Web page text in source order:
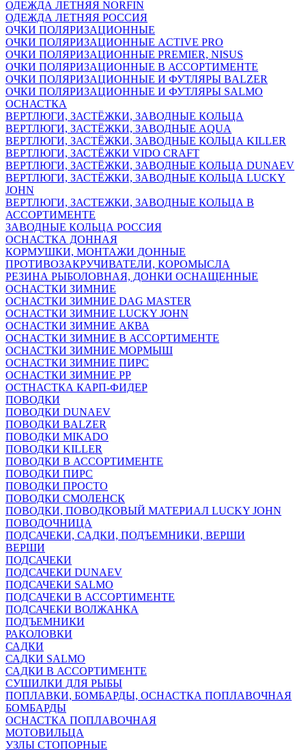
ОДЕЖДА ЛЕТНЯЯ NORFIN
ОДЕЖДА ЛЕТНЯЯ РОССИЯ
ОЧКИ ПОЛЯРИЗАЦИОННЫЕ
ОЧКИ ПОЛЯРИЗАЦИОННЫЕ ACTIVE PRO
ОЧКИ ПОЛЯРИЗАЦИОННЫЕ PREMIER, NISUS
ОЧКИ ПОЛЯРИЗАЦИОННЫЕ В АССОРТИМЕНТЕ
ОЧКИ ПОЛЯРИЗАЦИОННЫЕ И ФУТЛЯРЫ BALZER
ОЧКИ ПОЛЯРИЗАЦИОННЫЕ И ФУТЛЯРЫ SALMO
ОСНАСТКА
ВЕРТЛЮГИ, ЗАСТЁЖКИ, ЗАВОДНЫЕ КОЛЬЦА
ВЕРТЛЮГИ, ЗАСТЁЖКИ, ЗАВОДНЫЕ AQUA
ВЕРТЛЮГИ, ЗАСТЁЖКИ, ЗАВОДНЫЕ КОЛЬЦА KILLER
ВЕРТЛЮГИ, ЗАСТЁЖКИ VIDO CRAFT
ВЕРТЛЮГИ, ЗАСТЁЖКИ, ЗАВОДНЫЕ КОЛЬЦА DUNAEV
ВЕРТЛЮГИ, ЗАСТЁЖКИ, ЗАВОДНЫЕ КОЛЬЦА LUCKY
JOHN
ВЕРТЛЮГИ, ЗАСТЕЖКИ, ЗАВОДНЫЕ КОЛЬЦА В
АССОРТИМЕНТЕ
ЗАВОДНЫЕ КОЛЬЦА РОССИЯ
ОСНАСТКА ДОННАЯ
КОРМУШКИ, МОНТАЖИ ДОННЫЕ
ПРОТИВОЗАКРУЧИВАТЕЛИ, КОРОМЫСЛА
РЕЗИНА РЫБОЛОВНАЯ, ДОНКИ ОСНАЩЕННЫЕ
ОСНАСТКИ ЗИМНИЕ
ОСНАСТКИ ЗИМНИЕ DAG MASTER
ОСНАСТКИ ЗИМНИЕ LUCKY JOHN
ОСНАСТКИ ЗИМНИЕ АКВА
ОСНАСТКИ ЗИМНИЕ В АССОРТИМЕНТЕ
ОСНАСТКИ ЗИМНИЕ МОРМЫШ
ОСНАСТКИ ЗИМНИЕ ПИРС
ОСНАСТКИ ЗИМНИЕ РР
ОСТНАСТКА КАРП-ФИДЕР
ПОВОДКИ
ПОВОДКИ DUNAEV
ПОВОДКИ BALZER
ПОВОДКИ MIKADO
ПОВОДКИ KILLER
ПОВОДКИ В АССОРТИМЕНТЕ
ПОВОДКИ ПИРС
ПОВОДКИ ПРОСТО
ПОВОДКИ СМОЛЕНСК
ПОВОДКИ, ПОВОДКОВЫЙ МАТЕРИАЛ LUCKY JOHN
ПОВОДОЧНИЦА
ПОДСАЧЕКИ, САДКИ, ПОДЪЕМНИКИ, ВЕРШИ
ВЕРШИ
ПОДСАЧЕКИ
ПОДСАЧЕКИ DUNAEV
ПОДСАЧЕКИ SALMO
ПОДСАЧЕКИ В АССОРТИМЕНТЕ
ПОДСАЧЕКИ ВОЛЖАНКА
ПОДЪЕМНИКИ
РАКОЛОВКИ
САДКИ
САДКИ SALMO
САДКИ В АССОРТИМЕНТЕ
СУШИЛКИ ДЛЯ РЫБЫ
ПОПЛАВКИ, БОМБАРДЫ, ОСНАСТКА ПОПЛАВОЧНАЯ
БОМБАРДЫ
ОСНАСТКА ПОПЛАВОЧНАЯ
МОТОВИЛЬЦА
УЗЛЫ СТОПОРНЫЕ